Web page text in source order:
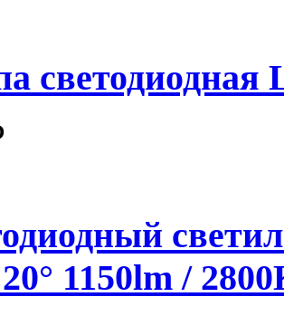
светодиодная
1150lm /